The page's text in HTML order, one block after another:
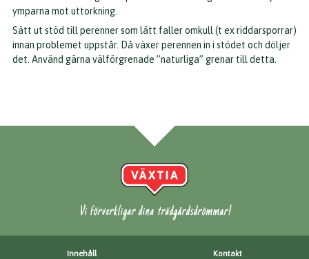
ymparna mot uttorkning.
Sätt ut stöd till perenner som lätt faller omkull (t ex riddarsporrar)
innan problemet uppstår. Då växer perennen in i stödet och döljer
det. Använd gärna välförgrenade ”naturliga” grenar till detta.
Vi förverkligar dina trädgårdsdrömmar!
Innehåll Kontakt